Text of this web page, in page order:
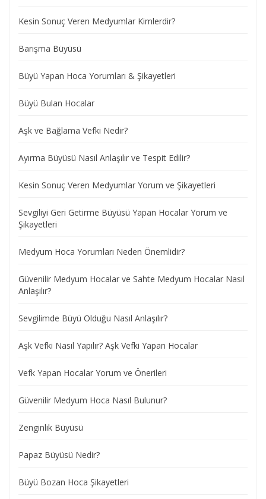
Kesin Sonuç Veren Medyumlar Kimlerdir?
Barışma Büyüsü
Büyü Yapan Hoca Yorumları & Şikayetleri
Büyü Bulan Hocalar
Aşk ve Bağlama Vefki Nedir?
Ayırma Büyüsü Nasıl Anlaşılır ve Tespit Edilir?
Kesin Sonuç Veren Medyumlar Yorum ve Şikayetleri
Sevgiliyi Geri Getirme Büyüsü Yapan Hocalar Yorum ve
Şikayetleri
Medyum Hoca Yorumları Neden Önemlidir?
Güvenilir Medyum Hocalar ve Sahte Medyum Hocalar Nasıl
Anlaşılır?
Sevgilimde Büyü Olduğu Nasıl Anlaşılır?
Aşk Vefki Nasıl Yapılır? Aşk Vefki Yapan Hocalar
Vefk Yapan Hocalar Yorum ve Önerileri
Güvenilir Medyum Hoca Nasıl Bulunur?
Zenginlik Büyüsü
Papaz Büyüsü Nedir?
Büyü Bozan Hoca Şikayetleri